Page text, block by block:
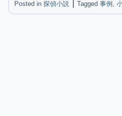
Posted in 探偵小説 Tagged 事例 ,